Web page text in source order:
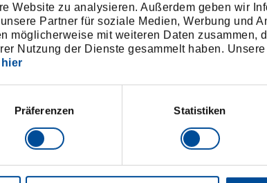
Website zu analysieren. Außerdem geben wir
Partner für soziale Medien, Werbung und
möglicherweise mit weiteren Daten zusammen,
Nutzung der Dienste gesammelt haben.
hier
Präferenzen Statistiken
3/4" links
/ 754-14
Pilzkopf 3/8"-
1545167